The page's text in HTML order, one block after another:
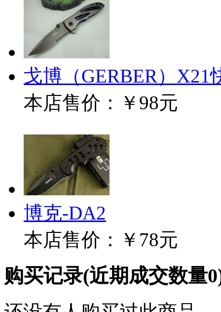
戈博（GERBER）X21
本店售价：
￥98元
博克-DA2
本店售价：
￥78元
购买记录(近期成交数量0